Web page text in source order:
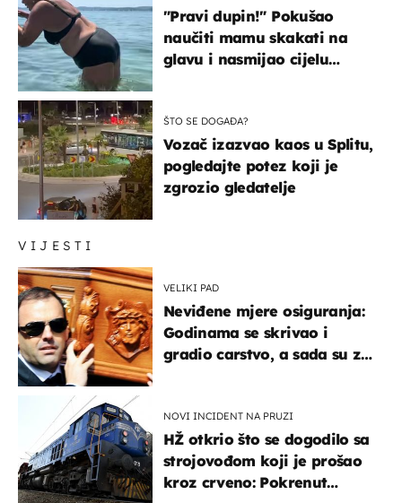
VIJESTI
VELIKI PAD
Neviđene mjere osiguranja:
Godinama se skrivao i
gradio carstvo, a sada su za
NOVI INCIDENT NA PRUZI
HŽ otkrio što se dogodilo sa
strojovođom koji je prošao
kroz crveno: Pokrenut
"Pravi dupin!" Pokušao
naučiti mamu skakati na
glavu i nasmijao cijelu
ŠTO SE DOGAĐA?
Vozač izazvao kaos u Splitu,
pogledajte potez koji je
zgrozio gledatelje